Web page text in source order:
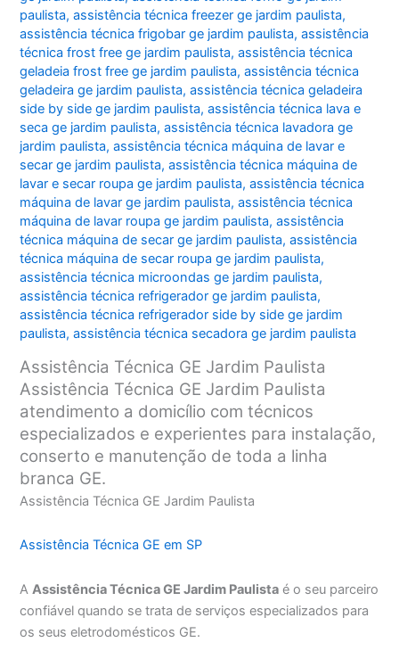
paulista,assistência técnica freezer ge jardim paulista,
assistência técnica frigobar ge jardim paulista,assistência
técnica frost free ge jardim paulista,assistência técnica
geladeia frost free ge jardim paulista,assistência técnica
geladeira ge jardim paulista,assistência técnica geladeira
side by side ge jardim paulista,assistência técnica lava e
seca ge jardim paulista,assistência técnica lavadora ge
jardim paulista,assistência técnica máquina de lavar e
secar ge jardim paulista,assistência técnica máquina de
lavar e secar roupa ge jardim paulista,assistência técnica
máquina de lavar ge jardim paulista,assistência técnica
máquina de lavar roupa ge jardim paulista,assistência
técnica máquina de secar ge jardim paulista,assistência
técnica máquina de secar roupa ge jardim paulista,
assistência técnica microondas ge jardim paulista,
assistência técnica refrigerador ge jardim paulista,
assistência técnica refrigerador side by side ge jardim
paulista,assistência técnica secadora ge jardim paulista
Assistência Técnica GE Jardim Paulista
Assistência Técnica GE Jardim Paulista
atendimento a domicílio com técnicos
especializados e experientes para instalação,
conserto e manutenção de toda a linha
branca GE.
Assistência Técnica GE Jardim Paulista
Assistência Técnica GE em SP
AAssistência Técnica GE Jardim Paulista é o seu parceiro
confiável quando se trata de serviços especializados para
os seus eletrodomésticos GE.